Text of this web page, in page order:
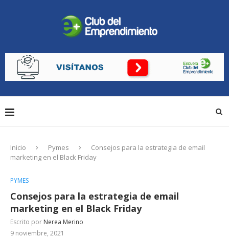
Inicio Pymes
Consejos para la estrategia de email
marketing en el Black Friday
PYMES
Consejos para la estrategia de email
marketing en el Black Friday
Escrito por Nerea Merino
9 noviembre, 2021